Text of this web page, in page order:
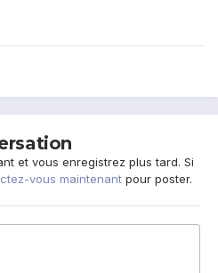
et vous enregistrez plus tard. Si
vous maintenant pour poster.